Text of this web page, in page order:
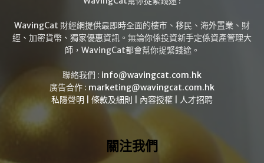
WavingCat 財經網提供最即時全面的樓市、移民、海外置業、財
經、加密貨幣、獨家優惠資訊。無論你係投資新手定係資產管理大
師，WavingCat都會幫你捉緊錢途。
聯絡我們 : info@wavingcat.com.hk
廣告合作 : marketing@wavingcat.com.hk
私隱聲明
條款及細則 內容授權 人才招聘
關注我們